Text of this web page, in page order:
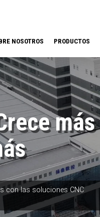
NOSOTROS PRODUCTOS
más
con las soluciones CNC